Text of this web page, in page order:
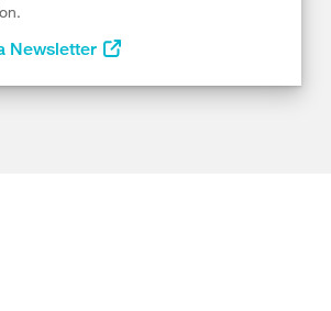
Newsletter